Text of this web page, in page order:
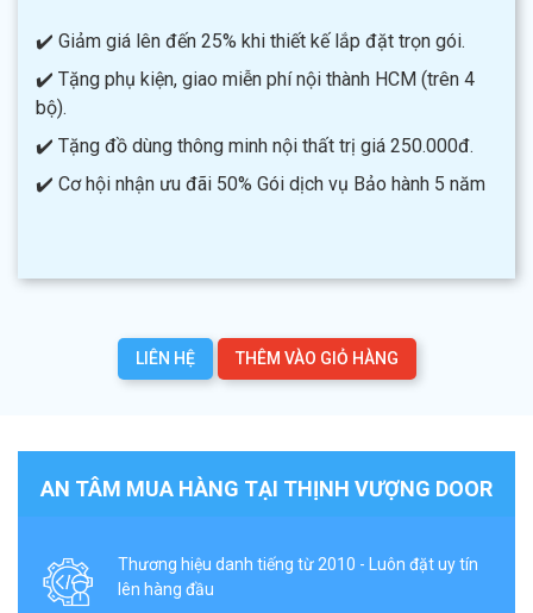
✔️ Giảm giá lên đến 25% khi thiết kế lắp đặt trọn gói.
✔️ Tặng phụ kiện, giao miễn phí nội thành HCM (trên 4
bộ).
✔️ Tặng đồ dùng thông minh nội thất trị giá 250.000đ.
✔️ Cơ hội nhận ưu đãi 50% Gói dịch vụ Bảo hành 5 năm
LIÊN HỆ THÊM VÀO GIỎ HÀNG
AN TÂM MUA HÀNG TẠI THỊNH VƯỢNG DOOR
Thương hiệu danh tiếng từ 2010 - Luôn đặt uy tín
lên hàng đầu